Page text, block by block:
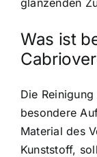
glänzenden
Was ist
Die
besondere
Material des
Kunststoff,